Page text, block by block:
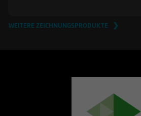
WEITERE ZEICHNUNGSPRODUKTE ❯